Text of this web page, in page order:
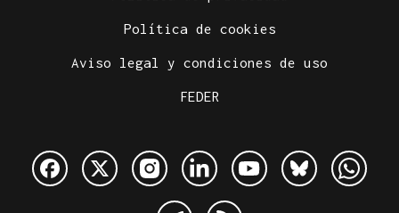
Política de cookies
Aviso legal y condiciones de uso
FEDER